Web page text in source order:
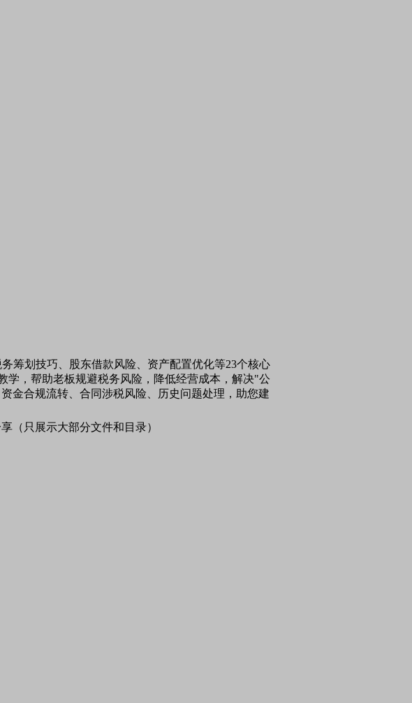
筹划技巧、股东借款风险、资产配置优化等23个核心
学，帮助老板规避税务风险，降低经营成本，解决"公
金合规流转、合同涉税风险、历史问题处理，助您建
（只展示大部分文件和目录）